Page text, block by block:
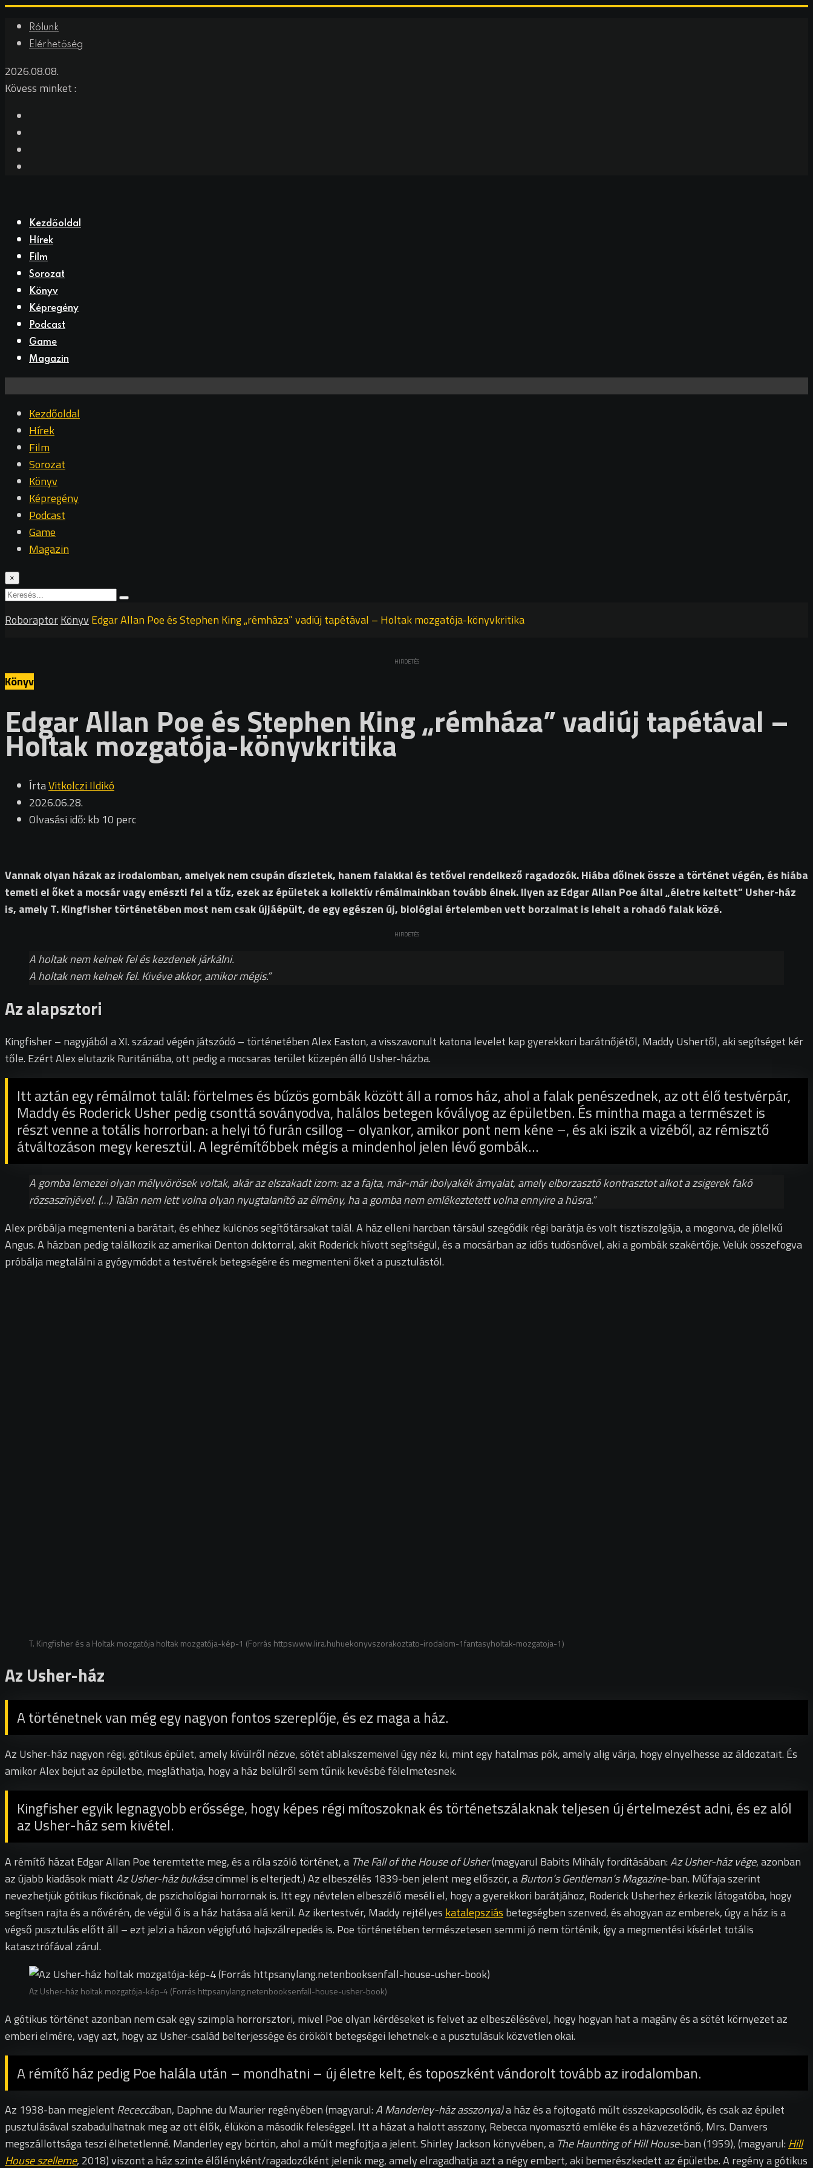
Rólunk
Elérhetőség
2026.08.08.
Kövess minket :
Kezdőoldal
Hírek
Film
Sorozat
Könyv
Képregény
Podcast
Game
Magazin
Kezdőoldal
Hírek
Film
Sorozat
Könyv
Képregény
Podcast
Game
Magazin
×
RoboraptorKönyv Edgar Allan Poe és Stephen King „rémháza” vadiúj tapétával – Holtak mozgatója-könyvkritika
HIRDETÉS
Könyv
Edgar Allan Poe és Stephen King „rémháza” vadiúj tapétával –
Holtak mozgatója-könyvkritika
ÍrtaVitkolczi Ildikó
2026.06.28.
Olvasási idő: kb 10 perc
Vannak olyan házak az irodalomban, amelyek nem csupán díszletek, hanem falakkal és tetővel rendelkező ragadozók. Hiába dőlnek össze a történet végén, és hiába
temeti el őket a mocsár vagy emészti fel a tűz, ezek az épületek a kollektív rémálmainkban tovább élnek. Ilyen az Edgar Allan Poe által „életre keltett” Usher-ház
is, amely T. Kingfisher történetében most nem csak újjáépült, de egy egészen új, biológiai értelemben vett borzalmat is lehelt a rohadó falak közé.
HIRDETÉS
A holtak nem kelnek fel és kezdenek járkálni.
A holtak nem kelnek fel. Kivéve akkor, amikor mégis.”
Az alapsztori
Kingfisher – nagyjából a XI. század végén játszódó – történetében Alex Easton, a visszavonult katona levelet kap gyerekkori barátnőjétől, Maddy Ushertől, aki segítséget kér
tőle. Ezért Alex elutazik Ruritániába, ott pedig a mocsaras terület közepén álló Usher-házba.
Itt aztán egy rémálmot talál: förtelmes és bűzös gombák között áll a romos ház, ahol a falak penészednek, az ott élő testvérpár,
Maddy és Roderick Usher pedig csonttá soványodva, halálos betegen kóvályog az épületben. És mintha maga a természet is
részt venne a totális horrorban: a helyi tó furán csillog – olyankor, amikor pont nem kéne –, és aki iszik a vizéből, az rémisztő
átváltozáson megy keresztül. A legrémítőbbek mégis a mindenhol jelen lévő gombák…
A gomba lemezei olyan mélyvörösek voltak, akár az elszakadt izom: az a fajta, már-már ibolyakék árnyalat, amely elborzasztó kontrasztot alkot a zsigerek fakó
rózsaszínjével. (…) Talán nem lett volna olyan nyugtalanító az élmény, ha a gomba nem emlékeztetett volna ennyire a húsra.”
Alex próbálja megmenteni a barátait, és ehhez különös segítőtársakat talál. A ház elleni harcban társául szegődik régi barátja és volt tisztiszolgája, a mogorva, de jólelkű
Angus. A házban pedig találkozik az amerikai Denton doktorral, akit Roderick hívott segítségül, és a mocsárban az idős tudósnővel, aki a gombák szakértője. Velük összefogva
próbálja megtalálni a gyógymódot a testvérek betegségére és megmenteni őket a pusztulástól.
T. Kingfisher és a Holtak mozgatója holtak mozgatója-kép-1 (Forrás httpswww.lira.huhuekonyvszorakoztato-irodalom-1fantasyholtak-mozgatoja-1)
Az Usher-ház
A történetnek van még egy nagyon fontos szereplője, és ez maga a ház.
Az Usher-ház nagyon régi, gótikus épület, amely kívülről nézve, sötét ablakszemeivel úgy néz ki, mint egy hatalmas pók, amely alig várja, hogy elnyelhesse az áldozatait. És
amikor Alex bejut az épületbe, megláthatja, hogy a ház belülről sem tűnik kevésbé félelmetesnek.
Kingfisher egyik legnagyobb erőssége, hogy képes régi mítoszoknak és történetszálaknak teljesen új értelmezést adni, és ez alól
az Usher-ház sem kivétel.
A rémítő házat Edgar Allan Poe teremtette meg, és a róla szóló történet, a The Fall of the House of Usher(magyarul Babits Mihály fordításában:Az Usher-ház vége, azonban
az újabb kiadások miattAz Usher-ház bukásacímmel is elterjedt.) Az elbeszélés 1839-ben jelent meg először,aBurton’s Gentleman’s Magazine-ban. Műfaja szerint
nevezhetjük gótikus fikciónak, de pszichológiai horrornak is. Itt egy névtelen elbeszélő meséli el, hogy a gyerekkori barátjához, Roderick Usherhez érkezik látogatóba, hogy
segítsen rajta és a nővérén, de végül ő is a ház hatása alá kerül. Az ikertestvér, Maddy rejtélyes katalepsziás betegségben szenved, és ahogyan az emberek, úgy a ház is a
végső pusztulás előtt áll – ezt jelzi a házon végigfutó hajszálrepedés is. Poe történetében természetesen semmi jó nem történik, így a megmentési kísérlet totális
katasztrófával zárul.
Az Usher-ház holtak mozgatója-kép-4 (Forrás httpsanylang.netenbooksenfall-house-usher-book)
A gótikus történet azonban nem csak egy szimpla horrorsztori, mivel Poe olyan kérdéseket is felvet az elbeszélésével, hogy hogyan hat a magány és a sötét környezet az
emberi elmére, vagy azt, hogy az Usher-család belterjessége és örökölt betegségei lehetnek-e a pusztulásuk közvetlen okai.
A rémítő ház pedig Poe halála után – mondhatni – új életre kelt, és toposzként vándorolt tovább az irodalomban.
Az 1938-ban megjelent Receccában, Daphne du Maurier regényében (magyarul:AManderley-ház asszonya)a ház és a fojtogató múlt összekapcsolódik, és csak az épület
pusztulásával szabadulhatnak meg az ott élők, élükön a második feleséggel. Itt a házat a halott asszony, Rebecca nyomasztó emléke és a házvezetőnő, Mrs. Danvers
megszállottsága teszi élhetetlenné. Manderley egy börtön, ahol a múlt megfojtja a jelent. Shirley Jackson könyvében, a The Haunting of HillHouse-ban (1959), (magyarul: Hill
House szelleme, 2018)viszont a ház szinte élőlényként/ragadozóként jelenik meg, amely elragadhatja azt a négy embert, aki bemerészkedett az épületbe. A regény a gótikus